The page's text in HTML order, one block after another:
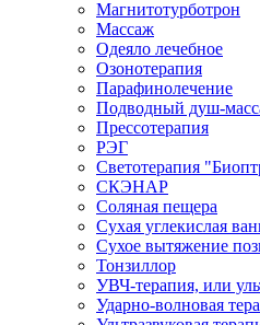
Магнитотурботрон
Массаж
Одеяло лечебное
Озонотерапия
Парафинолечение
Подводный душ-
Прессотерапия
РЭГ
Светотерапия
СКЭНАР
Соляная пещера
Сухая углекислая
Сухое вытяжение
Тонзиллор
УВЧ-терапия, или
Ударно-волновая